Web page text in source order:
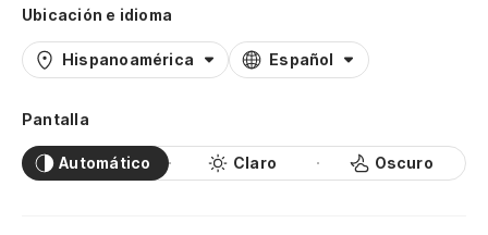
Ubicación e idioma
Hispanoamérica Español
Pantalla
Automático Claro Oscuro